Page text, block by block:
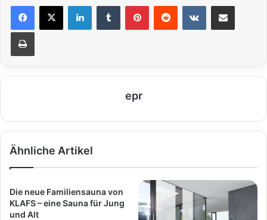
epr
Ähnliche Artikel
Die neue Familiensauna von
KLAFS – eine Sauna für Jung
und Alt